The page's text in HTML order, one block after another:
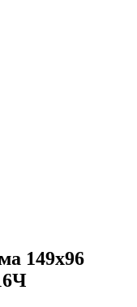
149х96